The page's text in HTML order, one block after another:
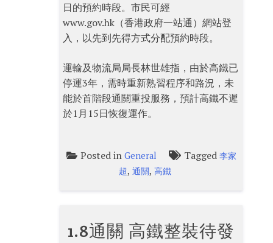
日的預約時段。市民可經
www.gov.hk（香港政府一站通）網站登
入，以先到先得方式分配預約時段。
運輸及物流局局長林世雄指，由於高鐵已
停運3年，需時重新熟習程序和路況，未
能於首階段通關重投服務，預計高鐵不遲
於1月15日恢復運作。
Posted in General Tagged 李家
超,通關,高鐵
1.8通關 高鐵整裝待發